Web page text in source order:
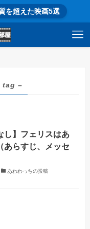
を超えた映画5選
tag –
し】フェリスはあ
あらすじ、メッセ
あわわっちの投稿